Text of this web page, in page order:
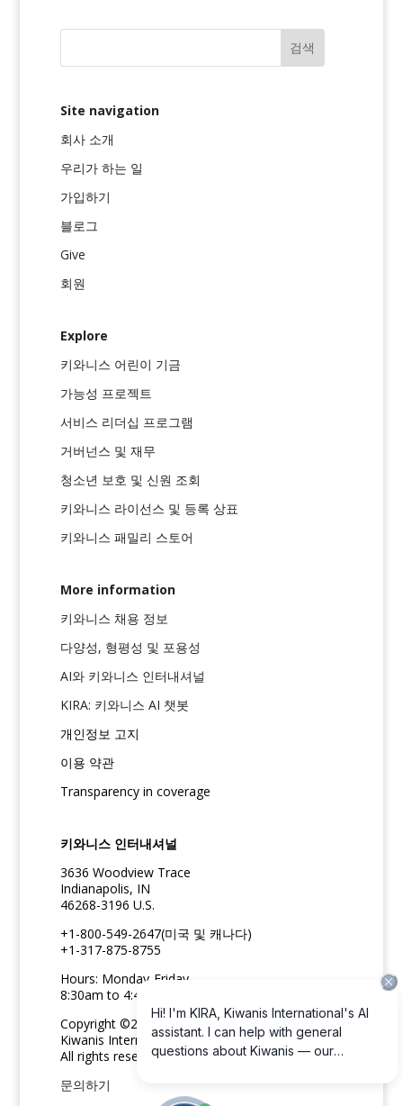
Site navigation
회사 소개
우리가 하는 일
가입하기
블로그
Give
회원
Explore
키와니스 어린이 기금
가능성 프로젝트
서비스 리더십 프로그램
거버넌스 및 재무
청소년 보호 및 신원 조회
키와니스 라이선스 및 등록 상표
키와니스 패밀리 스토어
More information
키와니스 채용 정보
다양성, 형평성 및 포용성
AI와 키와니스 인터내셔널
KIRA: 키와니스 AI 챗봇
개인정보 고지
이용 약관
Transparency in coverage
키와니스 인터내셔널
3636 Woodview Trace
Indianapolis, IN
46268-3196 U.S.
+1-800-549-2647(미국 및 캐나다)
+1-317-875-8755
Hours: Monday-Friday
8:30am to 4:45pm ET
Copyright ©2026
Kiwanis International
All rights reserved
문의하기